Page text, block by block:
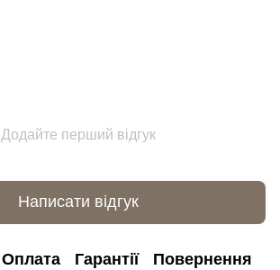
Додайте перший відгук
Написати відгук
Оплата Гарантії Повернення